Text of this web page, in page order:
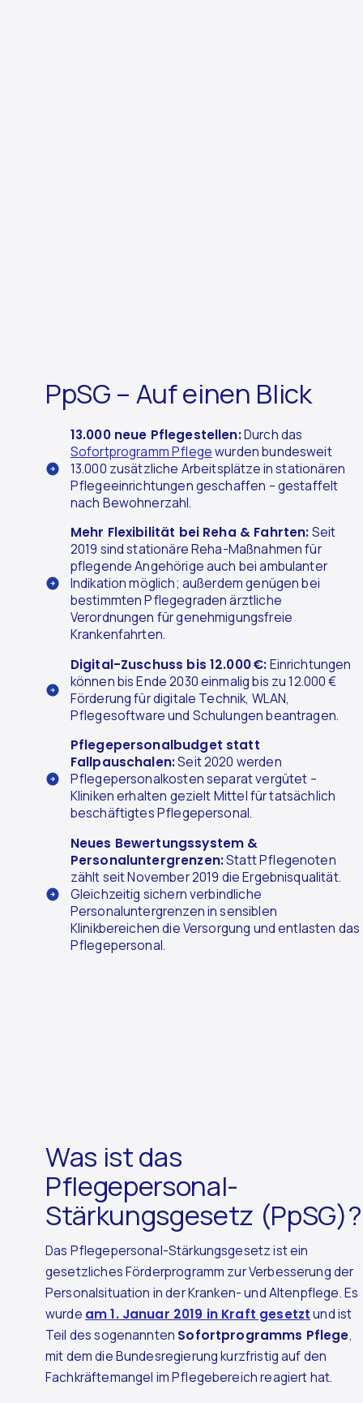
PpSG – Auf einen Blick
13.000 neue Pflegestellen:Durch das
Sofortprogramm Pflegewurden bundesweit
13.000 zusätzliche Arbeitsplätze in stationären
Pflegeeinrichtungen geschaffen – gestaffelt
nach Bewohnerzahl.
Mehr Flexibilität bei Reha & Fahrten:Seit
2019 sind stationäre Reha-Maßnahmen für
pflegende Angehörige auch bei ambulanter
Indikation möglich; außerdem genügen bei
bestimmten Pflegegraden ärztliche
Verordnungen für genehmigungsfreie
Krankenfahrten.
Digital-Zuschuss bis 12.000 €:Einrichtungen
können bis Ende 2030 einmalig bis zu 12.000 €
Förderung für digitale Technik, WLAN,
Pflegesoftware und Schulungen beantragen.
Pflegepersonalbudget statt
Fallpauschalen:Seit 2020 werden
Pflegepersonalkosten separat vergütet –
Kliniken erhalten gezielt Mittel für tatsächlich
beschäftigtes Pflegepersonal.
Neues Bewertungssystem &
Personaluntergrenzen:Statt Pflegenoten
zählt seit November 2019 die Ergebnisqualität.
Gleichzeitig sichern verbindliche
Personaluntergrenzen in sensiblen
Klinikbereichen die Versorgung und entlasten das
Pflegepersonal.
Was ist das
Pflegepersonal-
Stärkungsgesetz (PpSG)?
Das Pflegepersonal-Stärkungsgesetz ist ein
gesetzliches Förderprogramm zur Verbesserung der
Personalsituation in der Kranken- und Altenpflege. Es
wurde am 1. Januar 2019 in Kraft gesetztund ist
Teil des sogenannten Sofortprogramms Pflege,
mit dem die Bundesregierung kurzfristig auf den
Fachkräftemangel im Pflegebereich reagiert hat.